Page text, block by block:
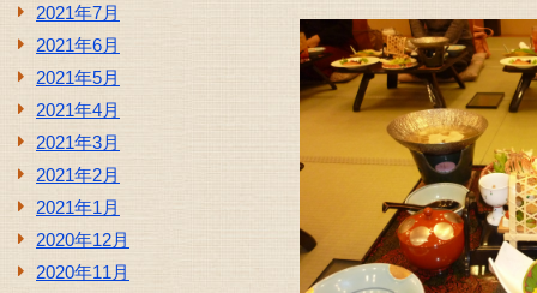
2021年7月
2021年6月
2021年5月
2021年4月
2021年3月
2021年2月
2021年1月
2020年12月
2020年11月